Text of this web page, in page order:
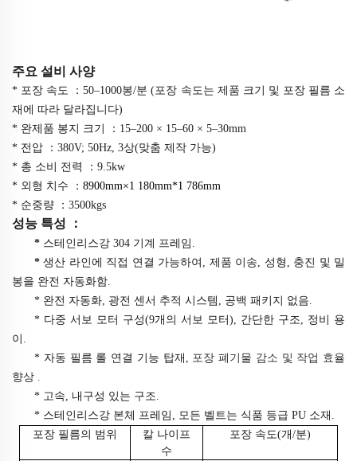
주요 설비 사양
* 포장 속도 ：50–1000봉/분 (포장 속도는 제품 크기 및 포장 필름 소
재에 따라 달라집니다)
* 완제품 봉지 크기
： 15–200 × 15–60 × 5–30mm
* 전압
： 380V; 50Hz, 3상(맞춤 제작 가능)
* 총 소비 전력
： 9.5kw
* 외형 치수
： 8900mm×1 180mm*1 786mm
* 순중량
： 3500kgs
성능 특성 ：
* 스테인리스강 304 기계 프레임.
*생산 라인에 직접 연결 가능하여, 제품 이송, 성형, 충진 및 밀
봉을 완전 자동화함.
* 완전 자동화, 광전 센서 추적 시스템, 공백 패키지 없음.
* 다중 서보 모터 구성(9개의 서보 모터), 간단한 구조, 정비 용
이.
* 자동 필름 롤 연결 기능 탑재,
포장 폐기물 감소 및 작업 효율
향상
* 고속, 내구성 있는 구조.
* 스테인리스강 본체 프레임, 모든 벨트는 식품 등급 PU 소재.
포장 필름의 범위
칼 나이프
수
포장 속도(개/분)